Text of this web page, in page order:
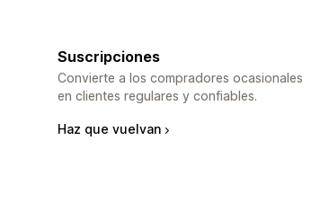
Suscripciones
Convierte a los compradores ocasionales
en clientes regulares y confiables.
Haz que vuelvan